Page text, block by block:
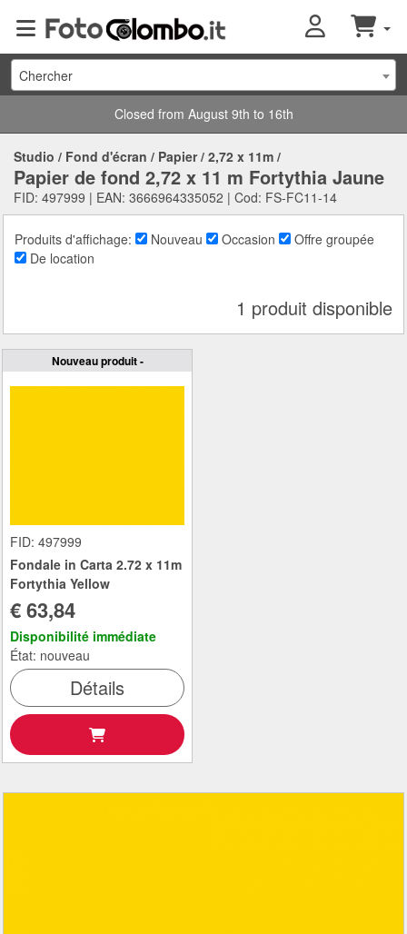
Chercher
Closed from August 9th to 16th
Studio / Fond d'écran / Papier/ 2,72 x 11m /
Papier de fond 2,72 x 11 m Fortythia Jaune
FID: 497999 | EAN: 3666964335052 | Cod: FS-FC11-14
Produits d'affichage: Nouveau Occasion
Offre groupée
De location
1 produit disponible
Nouveau produit -
FID: 497999
Fondale in Carta 2.72 x 11m
Fortythia Yellow
€ 63,84
Disponibilité immédiate
État: nouveau
Détails